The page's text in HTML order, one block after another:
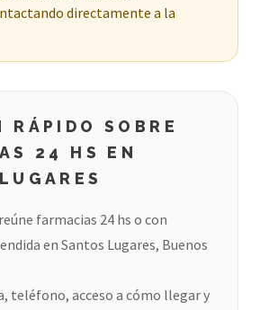
directamente a la
RÁPIDO SOBRE
24 HS EN
farmacias 24 hs o con
en Santos Lugares, Buenos
teléfono, acceso a cómo llegar y